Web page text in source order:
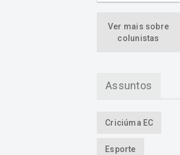
Ver mais sobre
colunistas
Assuntos
Criciúma EC
Esporte